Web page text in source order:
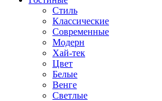
Стиль
Классические
Современные
Модерн
Хай-тек
Цвет
Белые
Венге
Светлые